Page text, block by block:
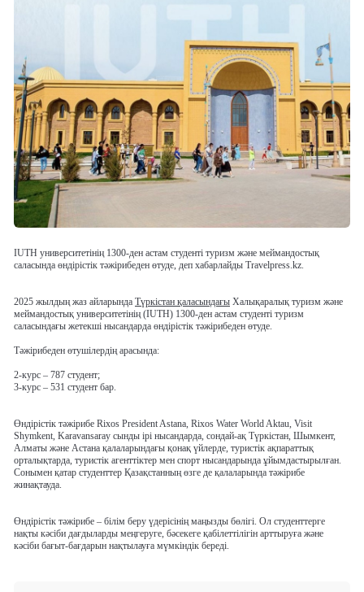
IUTH университетінің 1300-ден астам студенті туризм және меймандостық
саласында өндірістік тәжірибеден өтуде, деп хабарлайды Travelpress.kz.
2025 жылдың жаз айларында Түркістан қаласындағы Халықаралық туризм және
меймандостық университетінің (IUTH) 1300-ден астам студенті туризм
саласындағы жетекші нысандарда өндірістік тәжірибеден өтуде.
Тәжірибеден өтушілердің арасында:
2-курс – 787 студент;
3-курс – 531 студент бар.
Өндірістік тәжірибе Rixos President Astana, Rixos Water World Aktau, Visit
Shymkent, Karavansaray сынды ірі нысандарда, сондай-ақ Түркістан, Шымкент,
Алматы және Астана қалаларындағы қонақ үйлерде, туристік ақпараттық
орталықтарда, туристік агенттіктер мен спорт нысандарында ұйымдастырылған.
Сонымен қатар студенттер Қазақстанның өзге де қалаларында тәжірибе
жинақтауда.
Өндірістік тәжірибе – білім беру үдерісінің маңызды бөлігі. Ол студенттерге
нақты кәсіби дағдыларды меңгеруге, бәсекеге қабілеттілігін арттыруға және
кәсіби бағыт-бағдарын нақтылауға мүмкіндік береді.